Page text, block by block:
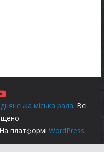
міська рада. Всі
платформіWordPress.